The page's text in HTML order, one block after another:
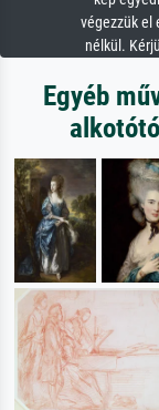
végezzük el
nélkül.
Egyéb